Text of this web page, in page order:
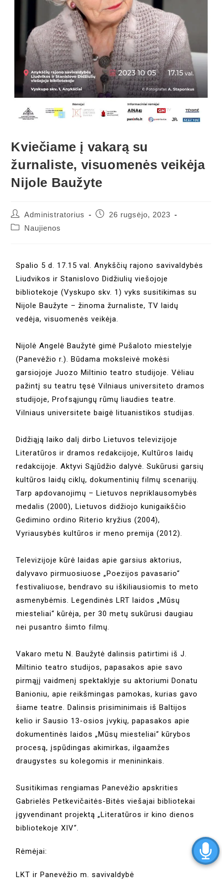
Kviečiame į vakarą su
žurnaliste, visuomenės veikėja
Nijole Baužyte
Administratorius
26 rugsėjo, 2023
Naujienos
Spalio 5 d. 17.15 val. Anykščių rajono savivaldybės
Liudvikos ir Stanislovo Didžiulių viešojoje
bibliotekoje (Vyskupo skv. 1) vyks susitikimas su
Nijole Baužyte – žinoma žurnaliste, TV laidų
vedėja, visuomenės veikėja.
Nijolė Angelė Baužytė gimė Pušaloto miestelyje
(Panevėžio r.). Būdama moksleivė mokėsi
garsiojoje Juozo Miltinio teatro studijoje. Vėliau
pažintį su teatru tęsė Vilniaus universiteto dramos
studijoje, Profsąjungų rūmų liaudies teatre.
Vilniaus universitete baigė lituanistikos studijas.
Didžiąją laiko dalį dirbo Lietuvos televizijoje
Literatūros ir dramos redakcijoje, Kultūros laidų
redakcijoje. Aktyvi Sąjūdžio dalyvė. Sukūrusi garsių
kultūros laidų ciklų, dokumentinių filmų scenarijų.
Tarp apdovanojimų – Lietuvos nepriklausomybės
medalis (2000), Lietuvos didžiojo kunigaikščio
Gedimino ordino Riterio kryžius (2004),
Vyriausybės kultūros ir meno premija (2012).
Televizijoje kūrė laidas apie garsius aktorius,
dalyvavo pirmuosiuose „Poezijos pavasario“
festivaliuose, bendravo su iškiliausiomis to meto
asmenybėmis. Legendinės LRT laidos „Mūsų
miesteliai“ kūrėja, per 30 metų sukūrusi daugiau
nei pusantro šimto filmų.
Vakaro metu N. Baužytė dalinsis patirtimi iš J.
Miltinio teatro studijos, papasakos apie savo
pirmąjį vaidmenį spektaklyje su aktoriumi Donatu
Banioniu, apie reikšmingas pamokas, kurias gavo
šiame teatre. Dalinsis prisiminimais iš Baltijos
kelio ir Sausio 13-osios įvykių, papasakos apie
dokumentinės laidos „Mūsų miesteliai“ kūrybos
procesą, įspūdingas akimirkas, ilgaamžes
draugystes su kolegomis ir menininkais.
Susitikimas rengiamas Panevėžio apskrities
Gabrielės Petkevičaitės-Bitės viešajai bibliotekai
įgyvendinant projektą „Literatūros ir kino dienos
bibliotekoje XIV“.
Rėmėjai:
LKT ir Panevėžio m. savivaldybė